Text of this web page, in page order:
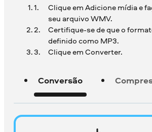
Clique em Adicione mídia e
seu arquivo WMV.
Certifique-se de que o
definido como MP3.
Clique em Converter.
Conversão